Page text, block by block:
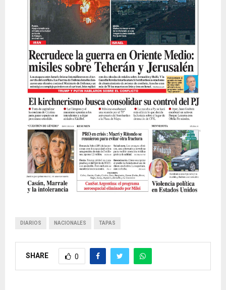
DIARIOS NACIONALES TAPAS
SHARE 0